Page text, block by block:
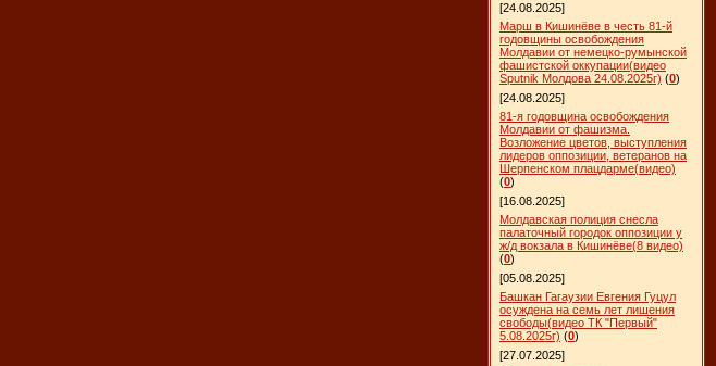
[24.08.2025]
Марш в Кишинёве в честь 81-й
годовщины освобождения
Молдавии от немецко-румынской
фашистской оккупации(видео
Sputnik Молдова 24.08.2025г) (0)
[24.08.2025]
81-я годовщина освобождения
Молдавии от фашизма.
Возложение цветов, выступления
лидеров оппозиции, ветеранов на
Шерпенском плацдарме(видео)
(0)
[16.08.2025]
Молдавская полиция снесла
палаточный городок оппозиции у
ж/д вокзала в Кишинёве(8 видео)
(0)
[05.08.2025]
Башкан Гагаузии Евгения Гуцул
осуждена на семь лет лишения
свободы(видео ТК "Первый"
5.08.2025г) (0)
[27.07.2025]